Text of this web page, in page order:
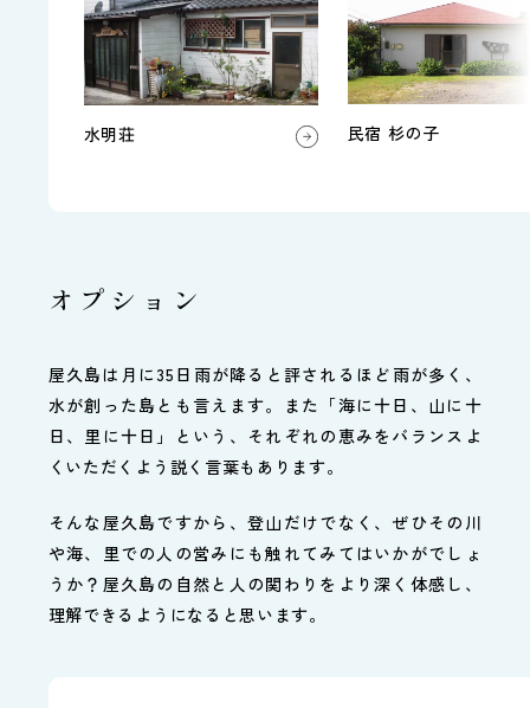
水明荘 民宿 杉の子
オプション
屋久島は月に35日雨が降ると評されるほど雨が多く、
水が創った島とも言えます。また「海に十日、山に十
日、里に十日」という、それぞれの恵みをバランスよ
くいただくよう説く言葉もあります。
そんな屋久島ですから、登山だけでなく、ぜひその川
や海、里での人の営みにも触れてみてはいかがでしょ
うか？屋久島の自然と人の関わりをより深く体感し、
理解できるようになると思います。